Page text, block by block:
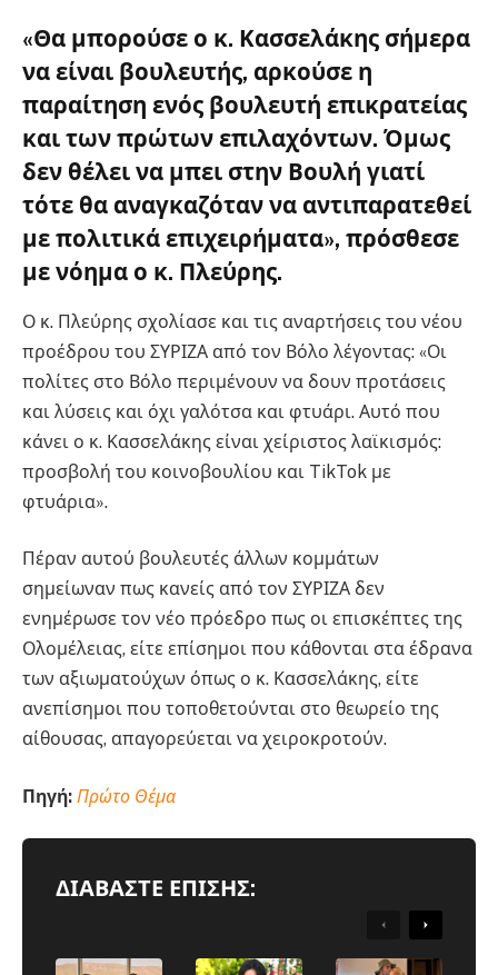
«Θα μπορούσε ο κ. Κασσελάκης σήμερα
να είναι βουλευτής, αρκούσε η
παραίτηση ενός βουλευτή επικρατείας
και των πρώτων επιλαχόντων. Όμως
δεν θέλει να μπει στην Βουλή γιατί
τότε θα αναγκαζόταν να αντιπαρατεθεί
με πολιτικά επιχειρήματα», πρόσθεσε
με νόημα ο κ. Πλεύρης.
Ο κ. Πλεύρης σχολίασε και τις αναρτήσεις του νέου
προέδρου του ΣΥΡΙΖΑ από τον Βόλο λέγοντας: «Οι
πολίτες στο Βόλο περιμένουν να δουν προτάσεις
και λύσεις και όχι γαλότσα και φτυάρι. Αυτό που
κάνει ο κ. Κασσελάκης είναι χείριστος λαϊκισμός:
προσβολή του κοινοβουλίου και TikTok με
φτυάρια».
Πέραν αυτού βουλευτές άλλων κομμάτων
σημείωναν πως κανείς από τον ΣΥΡΙΖΑ δεν
ενημέρωσε τον νέο πρόεδρο πως οι επισκέπτες της
Ολομέλειας, είτε επίσημοι που κάθονται στα έδρανα
των αξιωματούχων όπως ο κ. Κασσελάκης, είτε
ανεπίσημοι που τοποθετούνται στο θεωρείο της
αίθουσας, απαγορεύεται να χειροκροτούν.
Πηγή: Πρώτο Θέμα
ΔΙΑΒΑΣΤΕ ΕΠΙΣΗΣ:
PreviousNext